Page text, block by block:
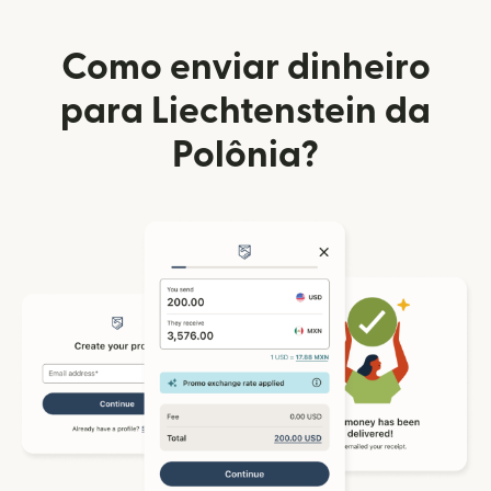
Como enviar dinheiro
para Liechtenstein da
Polônia?